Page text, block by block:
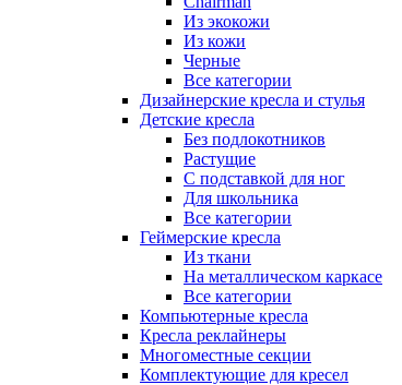
Из экокожи
Из кожи
Черные
Все категории
Дизайнерские кресла и стулья
Детские кресла
Без подлокотников
Растущие
С подставкой для ног
Для школьника
Все категории
Геймерские кресла
Из ткани
На металлическом каркасе
Все категории
Компьютерные кресла
Кресла реклайнеры
Многоместные секции
Комплектующие для кресел